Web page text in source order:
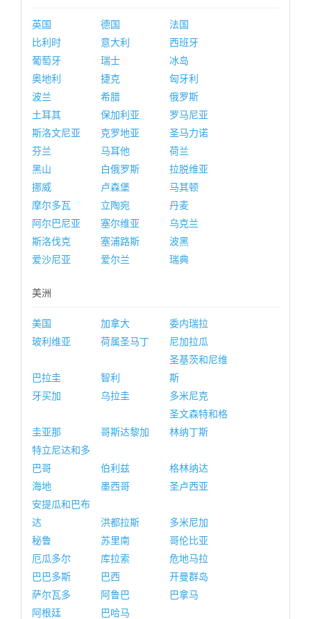
英国 德国
法国
比利时
意大利
西班牙
葡萄牙
瑞士
冰岛
奥地利
捷克
匈牙利
波兰
希腊
俄罗斯
土耳其
保加利亚
罗马尼亚
斯洛文尼亚
克罗地亚
圣马力诺
芬兰
马耳他
荷兰
黑山
白俄罗斯
拉脱维亚
挪威
卢森堡
马其顿
摩尔多瓦
立陶宛
丹麦
阿尔巴尼亚
塞尔维亚
乌克兰
斯洛伐克
塞浦路斯
波黑
爱沙尼亚
爱尔兰 瑞典
美洲
美国 加拿大
委内瑞拉
玻利维亚
荷属圣马丁 尼加拉瓜
巴拉圭 智利
圣基茨和尼维
斯
牙买加
乌拉圭 多米尼克
圭亚那 哥斯达黎加
圣文森特和格
林纳丁斯
特立尼达和多
巴哥
伯利兹
格林纳达
海地
墨西哥
圣卢西亚
安提瓜和巴布
达
洪都拉斯
多米尼加
秘鲁
苏里南
哥伦比亚
厄瓜多尔
库拉索
危地马拉
巴巴多斯
巴西
开曼群岛
萨尔瓦多
阿鲁巴
巴拿马
阿根廷
巴哈马